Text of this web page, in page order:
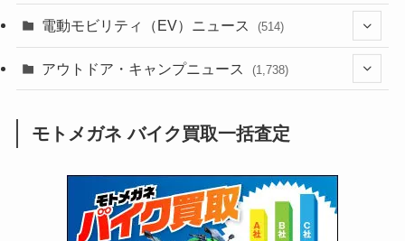
(118)
(60)
(31)
(51)
(34)
(251)
(38)
(24)
(16)
(25)
(249)
(64)
(16)
(62)
(6,953)
(2,473)
(249)
(1,226)
(12)
(131)
(167)
(66)
(16)
(141)
(1,138)
(166)
(23)
(415)
(184)
(137)
(72)
(2,734)
(126)
(170)
(54)
(211)
電動モビリティ（EV）ニュース (514)
(132)
(171)
(118)
(27)
アウトドア・キャンプニュース (1,738)
(1,605)
(147)
モトメガネ バイク買取一括査定